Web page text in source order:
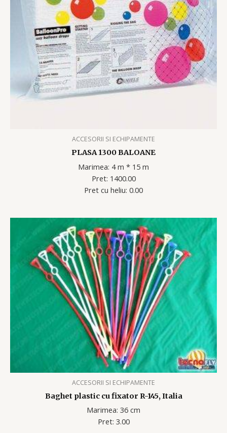
ACCESORII SI ECHIPAMENTE
PLASA 1300 BALOANE
Marimea: 4 m * 15 m
Pret: 1400.00
Pret cu heliu: 0.00
ACCESORII SI ECHIPAMENTE
Baghet plastic cu fixator R-145, Italia
Marimea: 36 cm
Pret: 3.00